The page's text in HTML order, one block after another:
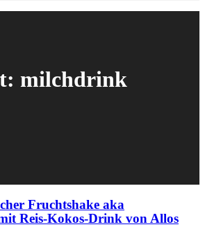
milchdrink
Fruchtshake aka
Reis-Kokos-Drink von Allos